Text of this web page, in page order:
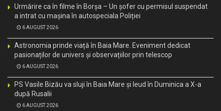
Urmărire ca în filme în Borșa – Un șofer cu permisul suspendat
a intrat cu mașina în autospeciala Poliției
6 AUGUST 2026
Astronomia prinde viață în Baia Mare. Eveniment dedicat
pasionaților de univers și observațiilor prin telescop
6 AUGUST 2026
PS Vasile Bizău va sluji în Baia Mare și Ieud în Duminica a X-a
după Rusalii
6 AUGUST 2026